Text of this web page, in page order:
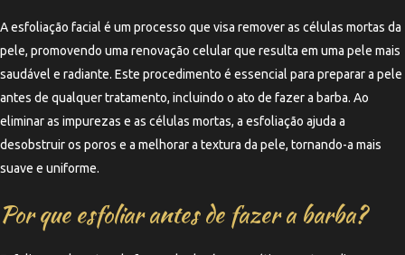
A esfoliação facial é um processo que visa remover as células mortas da
pele, promovendo uma renovação celular que resulta em uma pele mais
saudável e radiante. Este procedimento é essencial para preparar a pele
antes de qualquer tratamento, incluindo o ato de fazer a barba. Ao
eliminar as impurezas e as células mortas, a esfoliação ajuda a
desobstruir os poros e a melhorar a textura da pele, tornando-a mais
suave e uniforme.
Por que esfoliar antes de fazer a barba?